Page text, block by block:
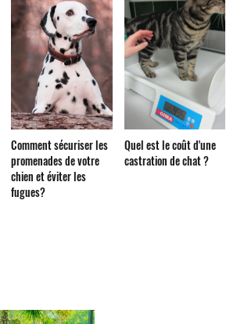
Comment sécuriser les
promenades de votre
chien et éviter les
fugues?
Quel est le coût d'une
castration de chat ?